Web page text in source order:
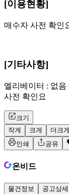
[이용현황]
매수자 사전 확인
[기타사항]
엘리베이터 : 없
사전 확인요
크기
작게
크게
더크게
인쇄
공유
온비드
물건정보 공고상세